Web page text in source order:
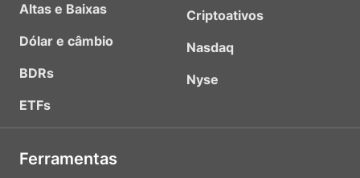
Altas e Baixas
Dólar e câmbio
BDRs
ETFs
Criptoativos
Nasdaq
Nyse
Ferramentas